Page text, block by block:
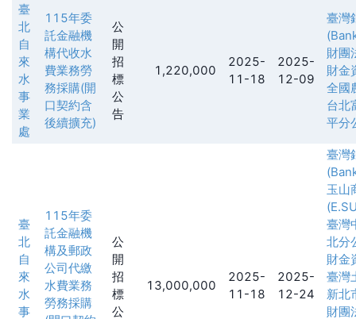
臺
北
自
來
水
事
業
處
115年委
託金融機
構代收水
費業務勞
務採購(開
口契約含
後續擴充)
公
開
招
標
公
告
1,220,000
2025-
11-18
2025-
12-09
臺灣
財團
財金
全國
台北
平分
臺
北
自
來
水
事
115年委
託金融機
構及郵政
公司代繳
水費業務
勞務採購
公
開
招
標
公
13,000,000
2025-
11-18
2025-
12-24
臺灣
玉山
臺灣
北分
財金
臺灣
新北
財團